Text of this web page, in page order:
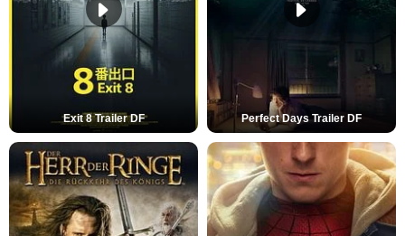
Exit 8 Trailer DF Perfect Days Trailer DF